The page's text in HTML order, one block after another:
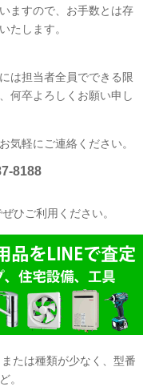
ますので、お手数とは存
たします。
は担当者全員でできる限
何卒よろしくお願い申し
気軽にご連絡ください。
8188
ひご利用ください。
たは種類が少なく、型番
。